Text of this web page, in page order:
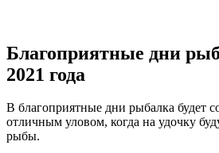
Благоприятные дни
2021 года
В благоприятные дни рыбалка будет
отличным уловом, когда на удочку
рыбы.